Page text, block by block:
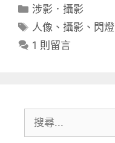
分
類
涉影．攝影
標
籤
人像 、攝影 、 閃燈
1 則留言
尋: